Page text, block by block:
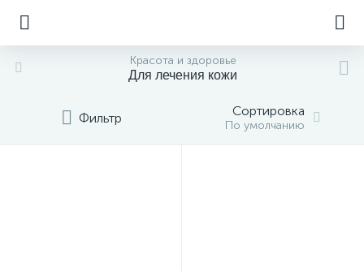
Красота и здоровье
Для лечения кожи
Фильтр Сортировка
По умолчанию